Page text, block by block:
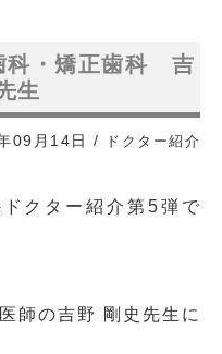
科・矯正歯科 吉
生
09月14日 / ドクター紹介
クター紹介第5弾で
師の吉野 剛史先生に